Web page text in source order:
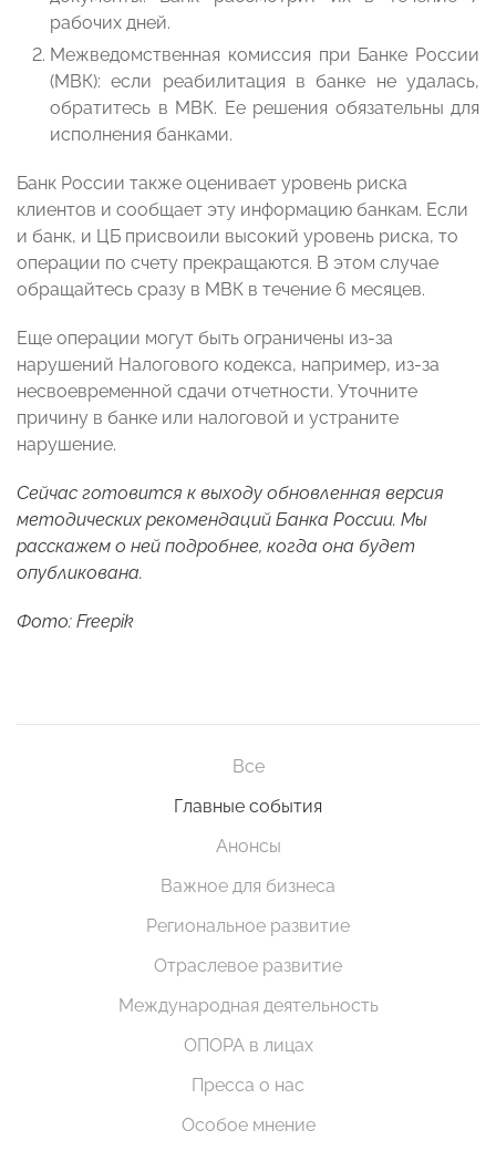
рабочих дней.
Межведомственная комиссия при Банке России
(МВК): если реабилитация в банке не удалась,
обратитесь в МВК. Ее решения обязательны для
исполнения банками.
Банк России также оценивает уровень риска
клиентов и сообщает эту информацию банкам. Если
и банк, и ЦБ присвоили высокий уровень риска, то
операции по счету прекращаются. В этом случае
обращайтесь сразу в МВК в течение 6 месяцев.
Еще операции могут быть ограничены из-за
нарушений Налогового кодекса, например, из-за
несвоевременной сдачи отчетности. Уточните
причину в банке или налоговой и устраните
нарушение.
Сейчас готовится к выходу обновленная версия
методических рекомендаций Банка России. Мы
расскажем о ней подробнее, когда она будет
опубликована.
Фото: Freepik
Все
Главные события
Анонсы
Важное для бизнеса
Региональное развитие
Отраслевое развитие
Международная деятельность
ОПОРА в лицах
Пресса о нас
Особое мнение